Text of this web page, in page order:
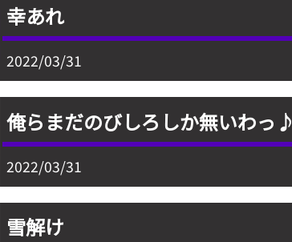
幸あれ
2022/03/31
俺らまだのびしろしか無いわっ♪
2022/03/31
雪解け